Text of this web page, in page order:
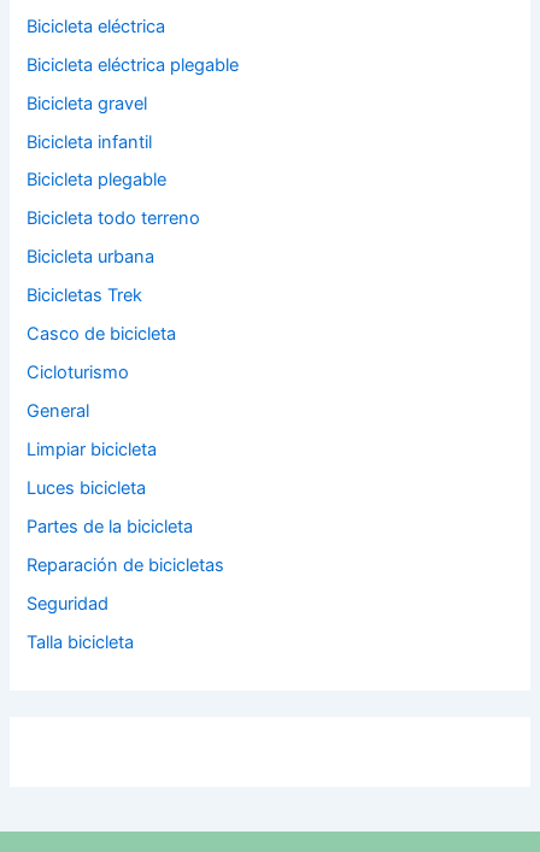
Bicicleta eléctrica
Bicicleta eléctrica plegable
Bicicleta gravel
Bicicleta infantil
Bicicleta plegable
Bicicleta todo terreno
Bicicleta urbana
Bicicletas Trek
Casco de bicicleta
Cicloturismo
General
Limpiar bicicleta
Luces bicicleta
Partes de la bicicleta
Reparación de bicicletas
Seguridad
Talla bicicleta